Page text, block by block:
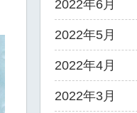
2022年6月
2022年5月
2022年4月
2022年3月